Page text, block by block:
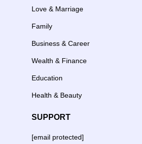
Love & Marriage
Family
Business & Career
Wealth & Finance
Education
Health & Beauty
SUPPORT
[email protected]